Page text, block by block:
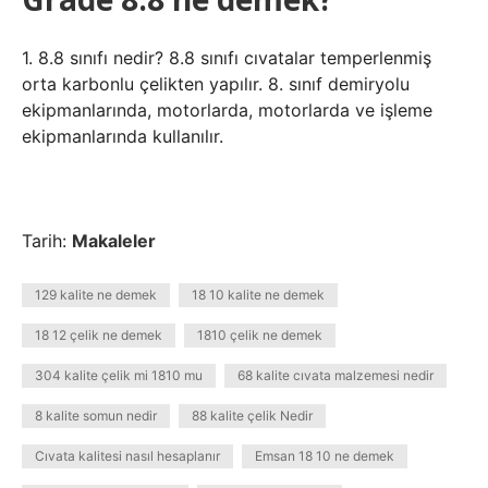
1. 8.8 sınıfı nedir? 8.8 sınıfı cıvatalar temperlenmiş
orta karbonlu çelikten yapılır. 8. sınıf demiryolu
ekipmanlarında, motorlarda, motorlarda ve işleme
ekipmanlarında kullanılır.
Tarih: Makaleler
129 kalite ne demek 18 10 kalite ne demek
18 12 çelik ne demek 1810 çelik ne demek
304 kalite çelik mi 1810 mu 68 kalite cıvata malzemesi nedir
8 kalite somun nedir 88 kalite çelik Nedir
Cıvata kalitesi nasıl hesaplanır Emsan 18 10 ne demek